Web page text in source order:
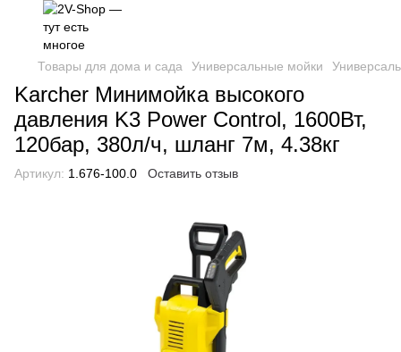
Товары для дома и сада Универсальные мойки
Karcher Минимойка высокого
давления K3 Power Control, 1600Вт,
120бар, 380л/ч, шланг 7м, 4.38кг
Артикул: 1.676-100.0 Оставить отзыв